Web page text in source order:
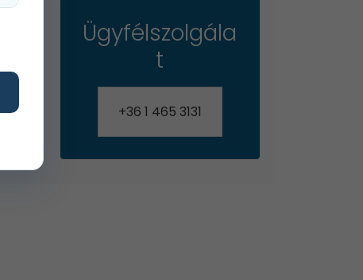
Ügyfélszolgála
t
+36 1 465 3131